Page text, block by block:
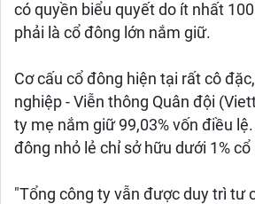
có quyền biểu quyết do ít nhất
phải là cổ đông lớn nắm giữ.
Cơ cấu cổ đông hiện tại rất cô
nghiệp - Viễn thông Quân đội
ty mẹ nắm giữ 99,03% vốn điều
đông nhỏ lẻ chỉ sở hữu dưới 1% cổ
"Tổng công ty vẫn được duy trì tư